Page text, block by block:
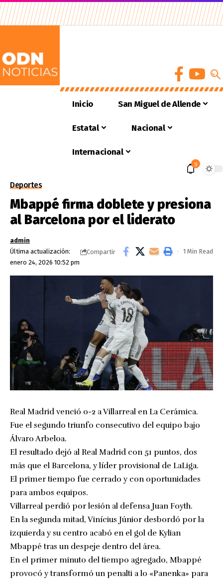
Inicio San Miguel de Allende
Estatal Nacional
Internacional
9
Deportes
Mbappé firma doblete y presiona
al Barcelona por el liderato
Última actualización:
enero 24, 2026 10:52 pm
admin
Compartir
1 Min Read
Real Madrid venció 0-2 a Villarreal en La Cerámica.
Fue el segundo triunfo consecutivo del equipo bajo
Álvaro Arbeloa.
El resultado dejó al Real Madrid con 51 puntos, dos
más que el Barcelona, y líder provisional de LaLiga.
El primer tiempo fue cerrado y con oportunidades
para ambos equipos.
Villarreal perdió por lesión al defensa Juan Foyth.
En la segunda mitad, Vinícius Júnior desbordó por la
izquierda y su centro acabó en el gol de Kylian
Mbappé tras un despeje dentro del área.
En el primer minuto del tiempo agregado, Mbappé
provocó y transformó un penalti a lo «Panenka» para